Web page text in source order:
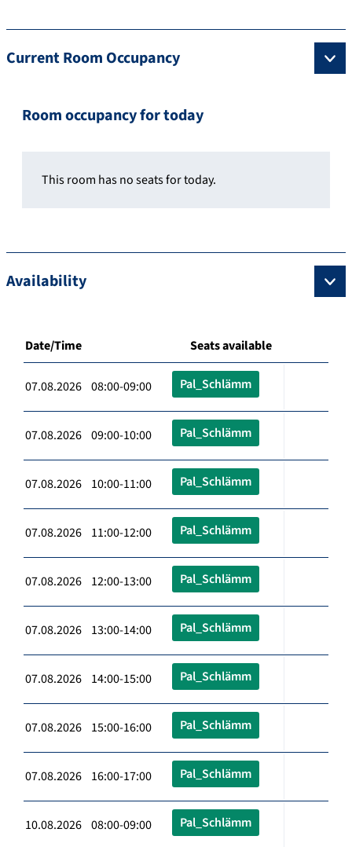
Current Room Occupancy
Room occupancy for today
This room has no seats for today.
Availability
Date/Time Seats available
07.08.2026 08:00-09:00 Pal_Schlämm
07.08.2026 09:00-10:00 Pal_Schlämm
07.08.2026 10:00-11:00 Pal_Schlämm
07.08.2026 11:00-12:00 Pal_Schlämm
07.08.2026 12:00-13:00 Pal_Schlämm
07.08.2026 13:00-14:00 Pal_Schlämm
07.08.2026 14:00-15:00 Pal_Schlämm
07.08.2026 15:00-16:00 Pal_Schlämm
07.08.2026 16:00-17:00 Pal_Schlämm
10.08.2026 08:00-09:00 Pal_Schlämm